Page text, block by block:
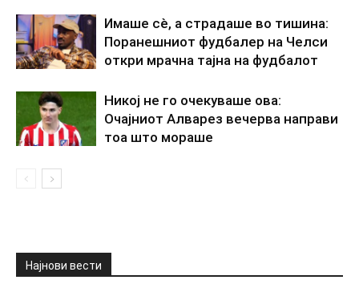
Имаше сè, а страдаше во тишина:
Поранешниот фудбалер на Челси
откри мрачна тајна на фудбалот
Никој не го очекуваше ова:
Очајниот Алварез вечерва направи
тоа што мораше
Најнови вести